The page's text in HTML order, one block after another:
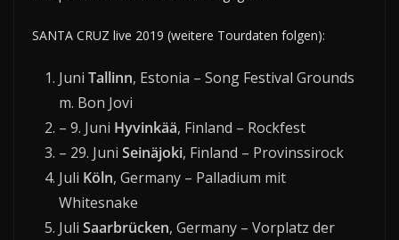
SANTA CRUZ live 2019 (weitere Tourdaten folgen):
Juni Tallinn, Estonia – Song Festival Grounds
m. Bon Jovi
– 9. Juni Hyvinkää, Finland – Rockfest
– 29. Juni Seinäjoki, Finland – Provinssirock
Juli Köln, Germany – Palladium mit
Whitesnake
Juli Saarbrücken, Germany – Vorplatz der